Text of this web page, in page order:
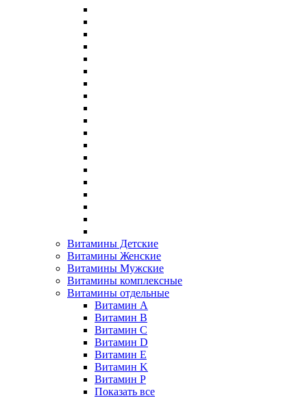
Витамины Детские
Витамины Женские
Витамины Мужские
Витамины комплексные
Витамины отдельные
Витамин A
Витамин B
Витамин C
Витамин D
Витамин E
Витамин K
Витамин P
Показать все